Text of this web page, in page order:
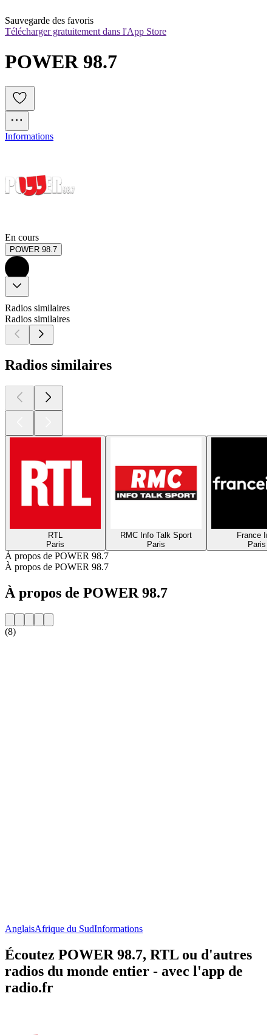
Sauvegarde des favoris
Télécharger gratuitement dans l'App Store
POWER 98.7
Informations
En cours
POWER 98.7
Radios similaires
Radios similaires
Radios similaires
RTL
Paris
RMC Info Talk Sport
Paris
France
Paris
À propos de POWER 98.7
À propos de POWER 98.7
À propos de POWER 98.7
(8)
AnglaisAfrique du SudInformations
Écoutez POWER 98.7, RTL ou d'autres
radios du monde entier - avec l'app de
radio.fr